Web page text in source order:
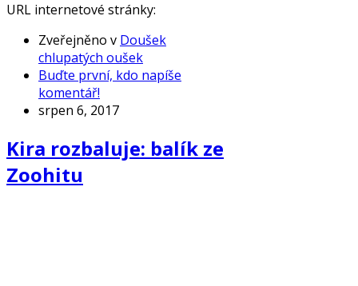
URL internetové stránky:
Zveřejněno v Doušek
chlupatých oušek
Buďte první, kdo napíše
komentář!
srpen 6, 2017
Kira rozbaluje: balík ze
Zoohitu